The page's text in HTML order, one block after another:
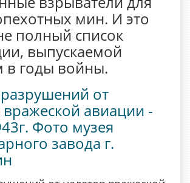
мин. И это
полный список
выпускаемой
в годы войны.